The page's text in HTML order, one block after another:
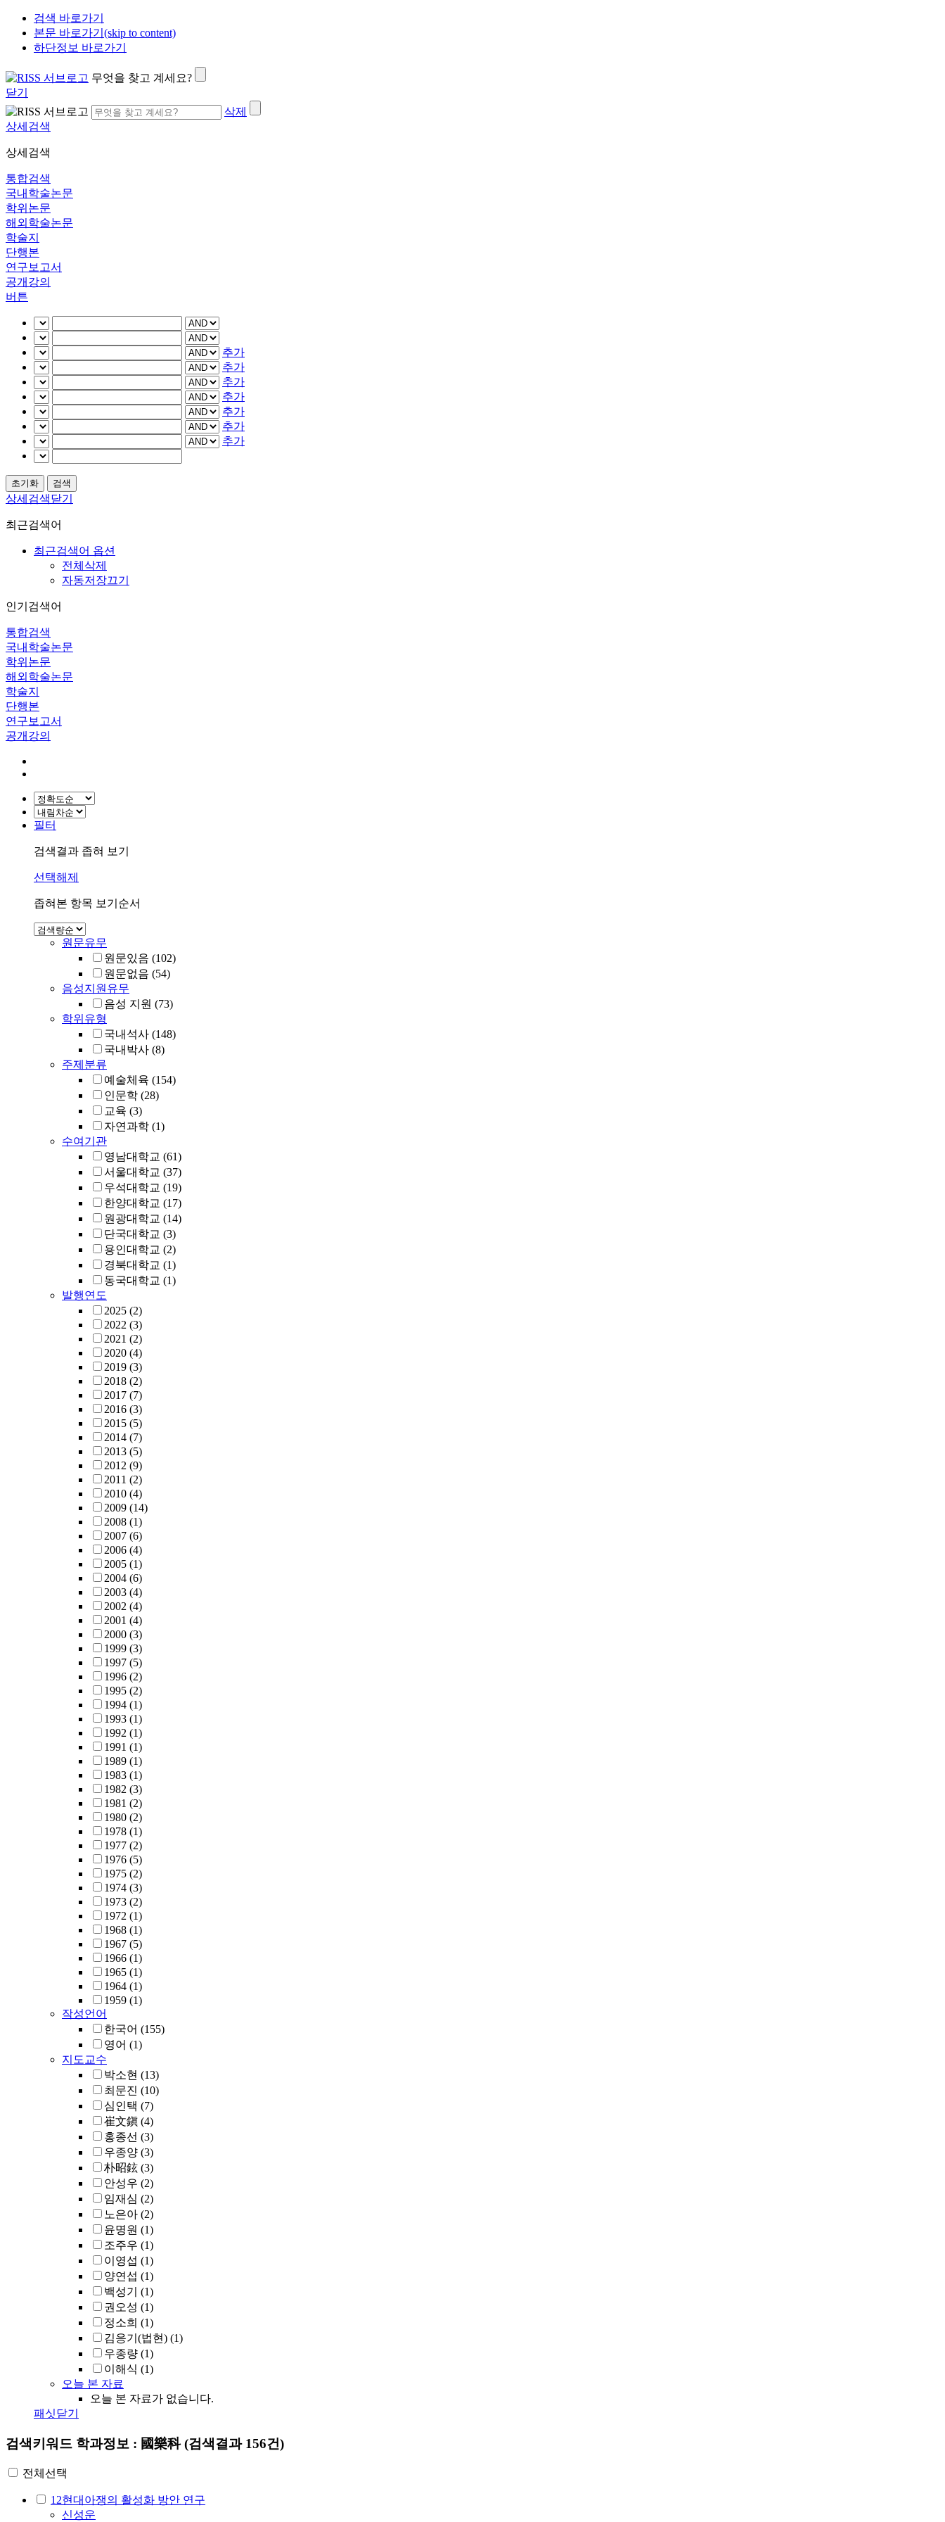
검색 바로가기
본문 바로가기(skip to content)
하단정보 바로가기
무엇을 찾고 계세요?
닫기
삭제
상세검색
상세검색
통합검색
국내학술논문
학위논문
해외학술논문
학술지
단행본
연구보고서
공개강의
버튼
추가
추가
추가
추가
추가
추가
추가
상세검색닫기
최근검색어
최근검색어 옵션
전체삭제
자동저장끄기
인기검색어
통합검색
국내학술논문
학위논문
해외학술논문
학술지
단행본
연구보고서
공개강의
필터
검색결과 좁혀 보기
선택해제
좁혀본 항목 보기순서
원문유무
원문있음 (102)
원문없음 (54)
음성지원유무
음성 지원 (73)
학위유형
국내석사 (148)
국내박사 (8)
주제분류
예술체육 (154)
인문학 (28)
교육 (3)
자연과학 (1)
수여기관
영남대학교 (61)
서울대학교 (37)
우석대학교 (19)
한양대학교 (17)
원광대학교 (14)
단국대학교 (3)
용인대학교 (2)
경북대학교 (1)
동국대학교 (1)
발행연도
2025 (2)
2022 (3)
2021 (2)
2020 (4)
2019 (3)
2018 (2)
2017 (7)
2016 (3)
2015 (5)
2014 (7)
2013 (5)
2012 (9)
2011 (2)
2010 (4)
2009 (14)
2008 (1)
2007 (6)
2006 (4)
2005 (1)
2004 (6)
2003 (4)
2002 (4)
2001 (4)
2000 (3)
1999 (3)
1997 (5)
1996 (2)
1995 (2)
1994 (1)
1993 (1)
1992 (1)
1991 (1)
1989 (1)
1983 (1)
1982 (3)
1981 (2)
1980 (2)
1978 (1)
1977 (2)
1976 (5)
1975 (2)
1974 (3)
1973 (2)
1972 (1)
1968 (1)
1967 (5)
1966 (1)
1965 (1)
1964 (1)
1959 (1)
작성언어
한국어 (155)
영어 (1)
지도교수
박소현 (13)
최문진 (10)
심인택 (7)
崔文鎭 (4)
홍종선 (3)
우종양 (3)
朴昭鉉 (3)
안성우 (2)
임재심 (2)
노은아 (2)
윤명원 (1)
조주우 (1)
이영섭 (1)
양연섭 (1)
백성기
(1)
권오성 (1)
정소희 (1)
김응기(법현) (1)
우종량 (1)
이해식 (1)
오늘 본 자료
오늘 본 자료가 없습니다.
패싯닫기
검색키워드 학과정보 : 國樂科(검색결과 156건)
전체선택
12현대아쟁의 활성화 방안 연구
신성운